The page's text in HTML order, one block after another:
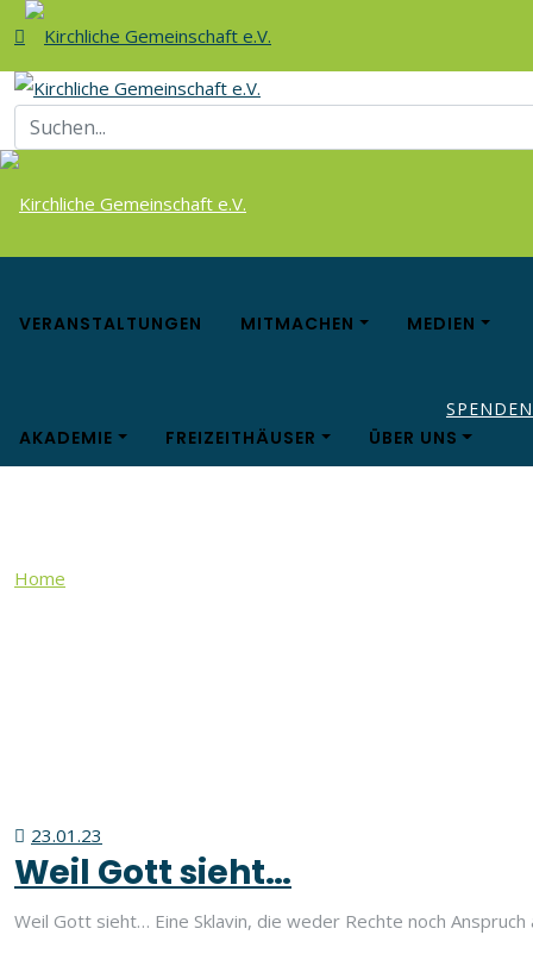
VERANSTALTUNGEN MITMACHEN MEDIEN
AKADEMIE FREIZEITHÄUSER ÜBER UNS
SPENDEN
Home
23.01.23
Weil Gott sieht…
Weil Gott sieht… Eine Sklavin, die weder Rechte noch